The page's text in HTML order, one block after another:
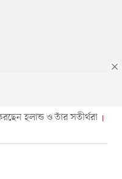
হলান্ড ও তাঁর সতীর্থরা